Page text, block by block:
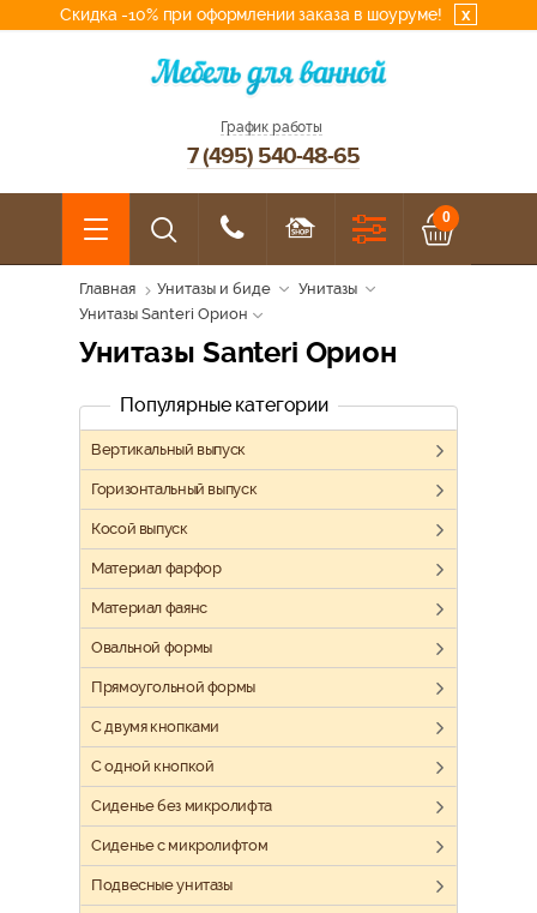
Скидка -10% при оформлении заказа в шоуруме! x
График работы
7 (495) 540-48-65
0
Главная Унитазы и биде
Унитазы
Унитазы Santeri Орион
Унитазы Santeri Орион
Популярные категории
Вертикальный выпуск
Горизонтальный выпуск
Косой выпуск
Материал фарфор
Материал фаянс
Овальной формы
Прямоугольной формы
С двумя кнопками
С одной кнопкой
Сиденье без микролифта
Сиденье с микролифтом
Подвесные унитазы